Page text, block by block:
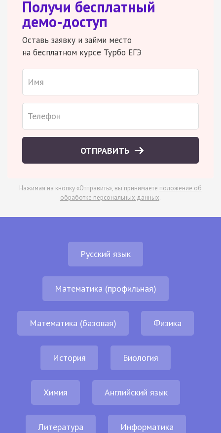
Получи бесплатный
демо-доступ
Оставь заявку и займи место
на бесплатном курсе Турбо ЕГЭ
ОТПРАВИТЬ
Нажимая на кнопку «Отправить», вы принимаете положение об
обработке персональных данных.
Русский язык
Математика (профильная)
Математика (базовая) Физика
История Биология
Химия Английский язык
Литература Информатика